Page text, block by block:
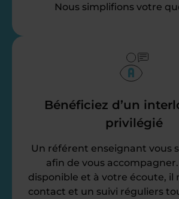
Nous simplifions votre
Bénéficiez d’un
privilégié
Un référent enseignant vous
afin de vous
disponible et à votre écoute,
contact et un suivi réguliers